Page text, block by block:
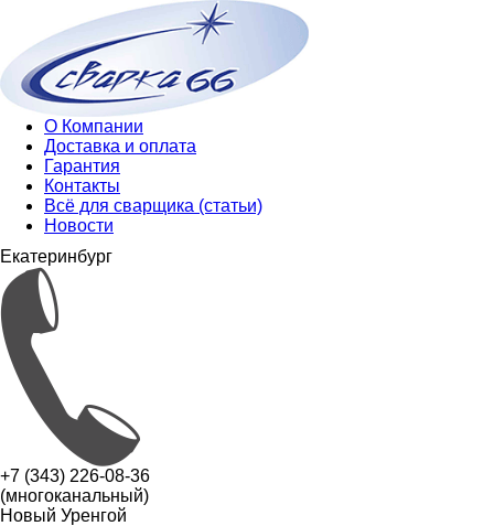
О Компании
Доставка и оплата
Гарантия
Контакты
Всё для сварщика (статьи)
Новости
Екатеринбург
+7 (343) 226-08-36
(многоканальный)
Новый Уренгой